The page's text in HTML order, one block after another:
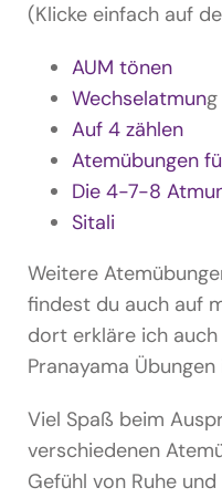
(Klicke einfach auf
AUM tönen
Wechselatmung
Auf 4 zählen
Atemübungen
Die 4-7-8
Sitali
Weitere
findest du auch auf
dort erkläre ich
Pranayama
Viel Spaß beim
verschiedenen
Gefühl von Ruhe